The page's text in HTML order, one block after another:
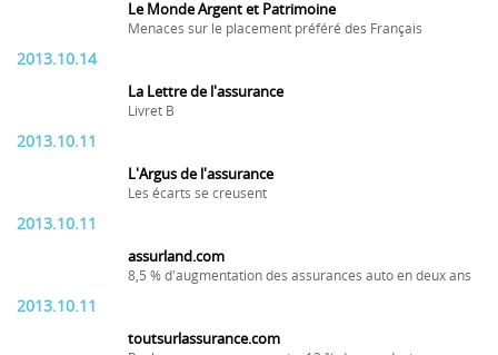
Le Monde Argent et Patrimoine
Menaces sur le placement préféré des Français
2013.10.14
La Lettre de l'assurance
Livret B
2013.10.11
L'Argus de l'assurance
Les écarts se creusent
2013.10.11
assurland.com
8,5 % d'augmentation des assurances auto en deux ans
2013.10.11
toutsurlassurance.com